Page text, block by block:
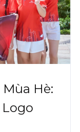
Hè: